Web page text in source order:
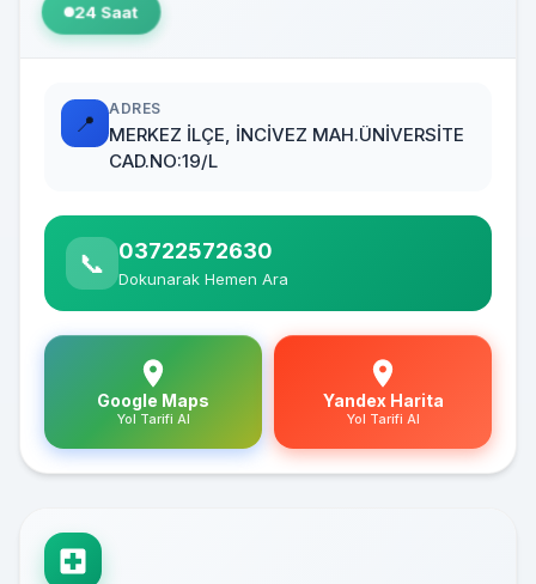
24 Saat
📍
ADRES
MERKEZ İLÇE, İNCİVEZ MAH.ÜNİVERSİTE
CAD.NO:19/L
📞 03722572630
Dokunarak Hemen Ara
Google Maps
Yol Tarifi Al
Yandex Harita
Yol Tarifi Al